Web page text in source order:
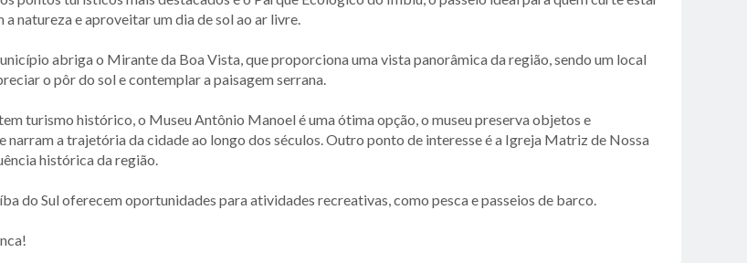
natureza e aproveitar um dia de sol ao ar livre.
abriga o Mirante da Boa Vista, que proporciona uma vista panorâmica da região, sendo um local
o pôr do sol e contemplar a paisagem serrana.
turismo histórico, o Museu Antônio Manoel é uma ótima opção, o museu preserva objetos e
narram a trajetória da cidade ao longo dos séculos. Outro ponto de interesse é a Igreja Matriz de Nossa
histórica da região.
do Sul oferecem oportunidades para atividades recreativas, como pesca e passeios de barco.